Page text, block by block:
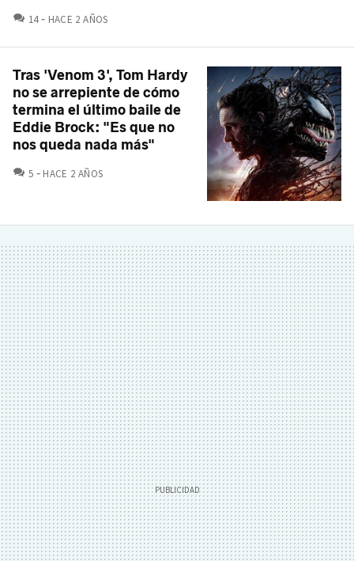
14 COMENTARIOS
HACE 2 AÑOS
Tras 'Venom 3', Tom Hardy
no se arrepiente de cómo
termina el último baile de
Eddie Brock: "Es que no
nos queda nada más"
5 COMENTARIOS
HACE 2 AÑOS